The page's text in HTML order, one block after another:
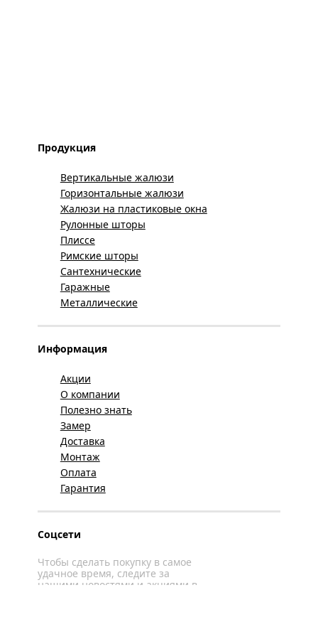
Продукция
Вертикальные жалюзи
Горизонтальные жалюзи
Жалюзи на пластиковые окна
Рулонные шторы
Плиссе
Римские шторы
Сантехнические
Гаражные
Металлические
Информация
Акции
О компании
Полезно знать
Замер
Доставка
Монтаж
Оплата
Гарантия
Соцсети
Чтобы сделать покупку в самое
удачное время, следите за
нашими новостями и акциями в